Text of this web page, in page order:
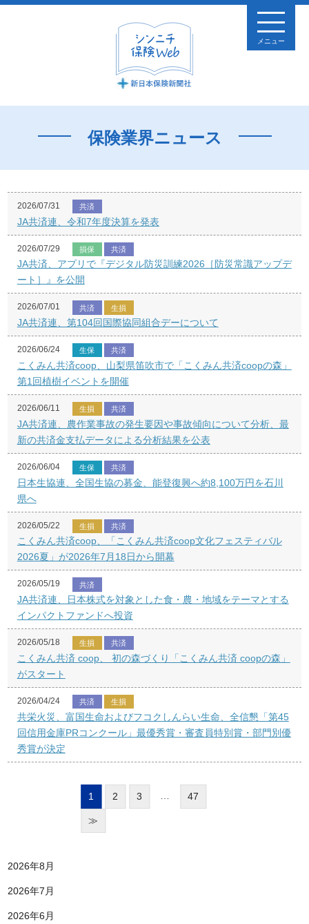
メニュー
保険業界ニュース
2026/07/31 共済
JA共済連、令和7年度決算を発表
2026/07/29 損保 共済
JA共済、アプリで『デジタル防災訓練2026［防災常識アップデ
ート］』を公開
2026/07/01 共済 生損
JA共済連、第104回国際協同組合デーについて
2026/06/24 生保 共済
こくみん共済coop、山梨県笛吹市で「こくみん共済coopの森」
第1回植樹イベントを開催
2026/06/11 生損 共済
JA共済連、農作業事故の発生要因や事故傾向について分析、最
新の共済金支払データによる分析結果を公表
2026/06/04 生保 共済
日本生協連、全国生協の募金、能登復興へ約8,100万円を石川
県へ
2026/05/22 生損 共済
こくみん共済coop、「こくみん共済coop文化フェスティバル
2026夏」が2026年7月18日から開幕
2026/05/19 共済
JA共済連、日本株式を対象とした食・農・地域をテーマとする
インパクトファンドへ投資
2026/05/18 生損 共済
こくみん共済 coop、 初の森づくり「こくみん共済 coopの森」
がスタート
2026/04/24 共済 生損
共栄火災、富国生命およびフコクしんらい生命、全信懇「第45
回信用金庫PRコンクール」最優秀賞・審査員特別賞・部門別優
秀賞が決定
1 2 3 47
≫
2026年8月
2026年7月
2026年6月